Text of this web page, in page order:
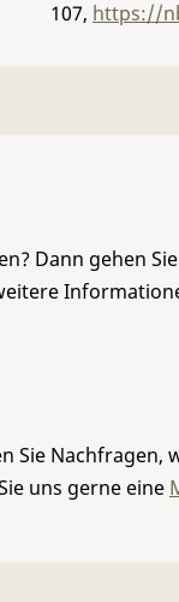
107, https://
Dann gehen
Sie
uns gerne eine